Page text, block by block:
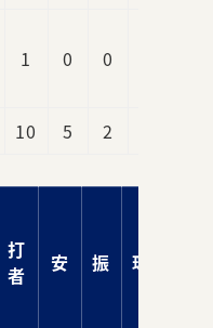
1 0 0
10 5 2
打
者
安 振 球